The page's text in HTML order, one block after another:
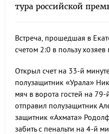
тура российской
Встреча, прошедшая в
счетом 2:0 в пользу хозяев
Открыл счет на 33-й
полузащитник «Урала»
мяч в ворота гостей на 79-
отправил полузащитник
защитник «Ахмата»
забить с пенальти на 4-й